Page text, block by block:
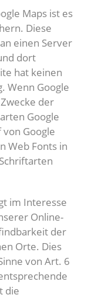
Maps ist es
Diese
einen Server
dort
hat keinen
Wenn Google
der
Google
Google
Web Fonts in
im Interesse
Online-
der
Orte. Dies
von Art. 6
die